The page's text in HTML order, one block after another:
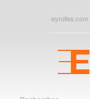
eyrolles.com